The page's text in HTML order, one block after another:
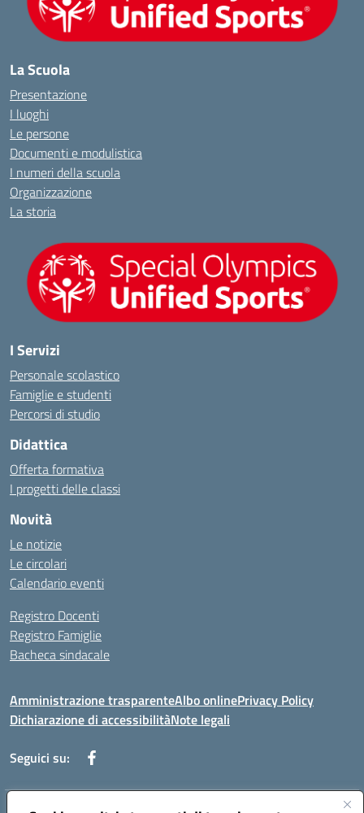
La Scuola
Presentazione
I luoghi
Le persone
Documenti e modulistica
I numeri della scuola
Organizzazione
La storia
I Servizi
Personale scolastico
Famiglie e studenti
Percorsi di studio
Didattica
Offerta formativa
I progetti delle classi
Novità
Le notizie
Le circolari
Calendario eventi
Registro Docenti
Registro Famiglie
Bacheca sindacale
Amministrazione trasparenteAlbo onlinePrivacy Policy
Dichiarazione di accessibilitàNote legali
Seguici su: